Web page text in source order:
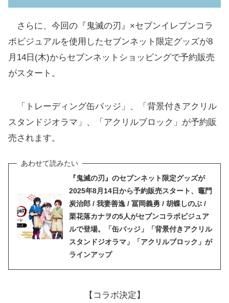
対象のアイス一覧
対象商品
さらに、今回の『鬼滅の刃』×セブンイレブンコラ
ボビジュアルを使用したセブンネット限定グッズが8
月14日(木)からセブンネットショッピングで予約販売
がスタート。
「トレーディング缶バッジ」、「背景付きアクリル
スタンドジオラマ」、「アクリルブロック」が予約販
売されます。
『鬼滅の刃』のセブンネット限定グッズが
2025年8月14日から予約販売スタート、竈門
炭治郎 / 我妻善逸 / 冨岡義勇 / 胡蝶しのぶ /
栗花落カナヲの5人がセブンコラボビジュア
ルで登場。「缶バッジ」「背景付きアクリル
スタンドジオラマ」「アクリルブロック」が
ラインアップ
【コラボ決定】